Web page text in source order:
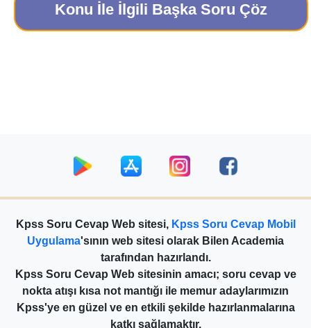
Konu İle İlgili Başka Soru Çöz
Kpss Soru Cevap Web sitesi, Kpss Soru Cevap Mobil
Uygulama'sının web sitesi olarak Bilen Academia
tarafından hazırlandı.
Kpss Soru Cevap Web sitesinin amacı; soru cevap ve
nokta atışı kısa not mantığı ile memur adaylarımızın
Kpss'ye en güzel ve en etkili şekilde hazırlanmalarına
katkı sağlamaktır.